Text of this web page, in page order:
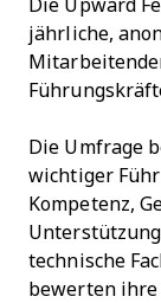
Die Upward
jährliche,
Die Umfrage
wichtiger
Kompetenz,
technische
bewerten